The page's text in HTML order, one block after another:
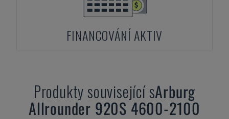
FINANCOVÁNÍ AKTIV
Produkty související sArburg
Allrounder 920S 4600-2100